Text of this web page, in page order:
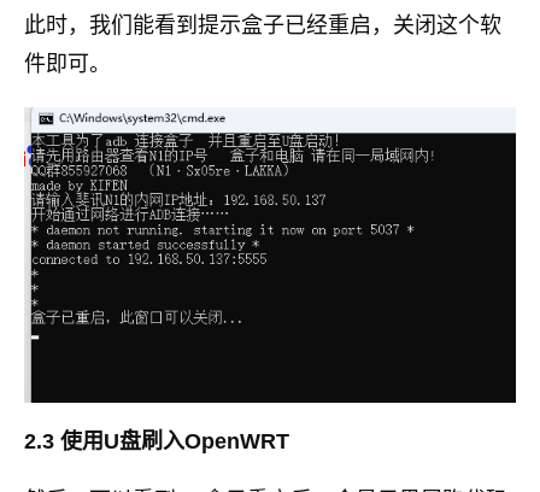
此时，我们能看到提示盒子已经重启，关闭这个软
件即可。
2.3 使用U盘刷入OpenWRT